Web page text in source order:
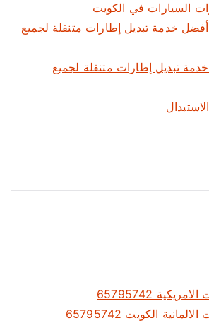
السيارات في الكويت
أفضل خدمة تبديل إطارات متنقلة لجميع
تبديل إطارات متنقلة لجميع
65795742
الكويت 65795742